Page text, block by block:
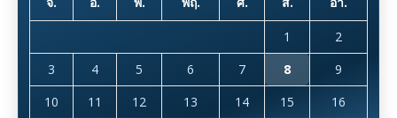
1
2
3
4 5 6 7 8
9
10
11 12 13 14 15
16